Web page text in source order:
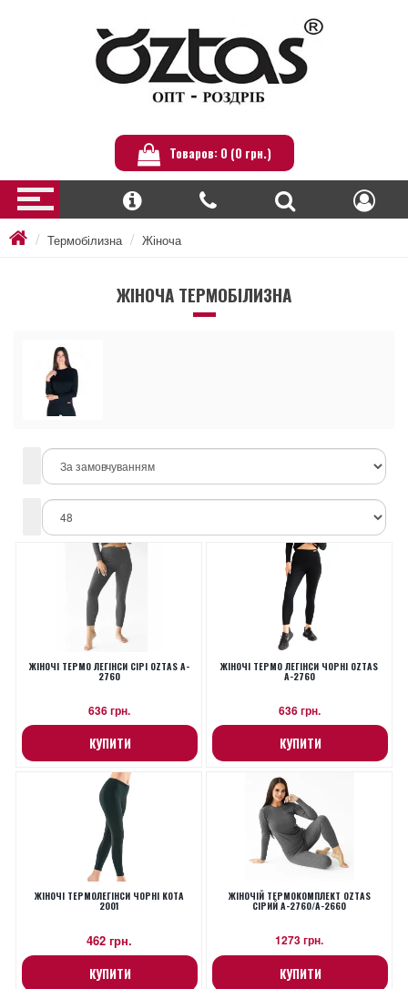
Товаров: 0 (0 грн.)
Термобілизна Жіноча
ЖІНОЧА ТЕРМОБІЛИЗНА
ЖІНОЧІ ТЕРМО ЛЕГІНСИ СІРІ OZTAS A-
2760
636 грн.
КУПИТИ
ЖІНОЧІ ТЕРМО ЛЕГІНСИ ЧОРНІ OZTAS
A-2760
636 грн.
КУПИТИ
ЖІНОЧІ ТЕРМОЛЕГІНСИ ЧОРНІ KOTA
2001
462 грн.
КУПИТИ
ЖІНОЧІЙ ТЕРМОКОМПЛЕКТ OZTAS
СІРИЙ A-2760/A-2660
1273 грн.
КУПИТИ